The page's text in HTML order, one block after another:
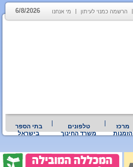
הרשמה כמנוי לעיתון מי אנחנו 6/8/2026
מרכז
הזמנות
טלפונים
משרד החינוך
בתי הספר
בישראל